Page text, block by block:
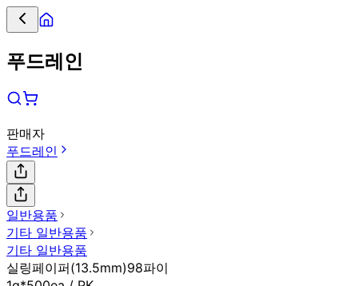
푸드레인
판매자
푸드레인
일반용품
기타 일반용품
기타 일반용품
실링페이퍼(13.5mm)98파이